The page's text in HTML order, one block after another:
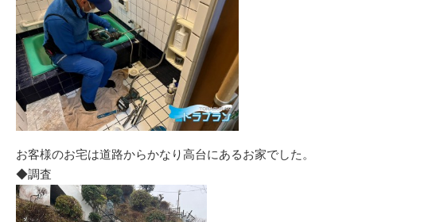
お客様のお宅は道路からかなり高台にあるお家でした。
◆調査